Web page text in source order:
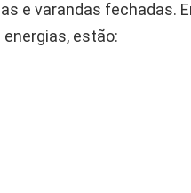
e varandas fechadas.
estão: